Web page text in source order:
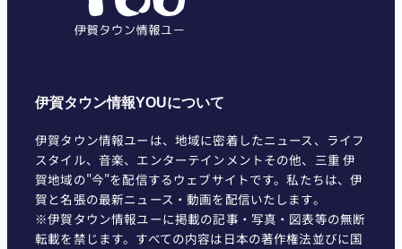
伊賀タウン情報YOUについて
伊賀タウン情報ユーは、地域に密着したニュース、ライフ
スタイル、音楽、エンターテインメントその他、三重 伊
賀地域の"今"を配信するウェブサイトです。私たちは、伊
賀と名張の最新ニュース・動画を配信いたします。
※伊賀タウン情報ユーに掲載の記事・写真・図表等の無断
転載を禁じます。すべての内容は日本の著作権法並びに国